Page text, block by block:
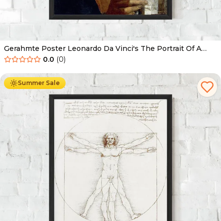
Gerahmte Poster Leonardo Da Vinci's The Portrait Of A
Musician
0.0 (0)
Summer Sale
Ab 49.90 € 29.90